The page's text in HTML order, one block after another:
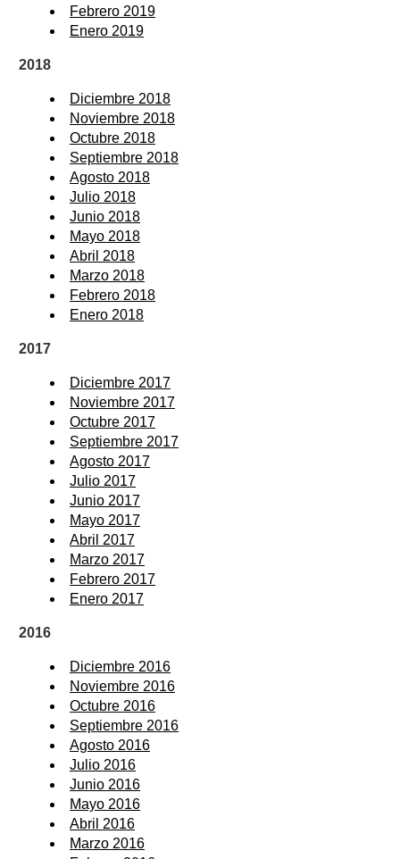
Febrero 2019
Enero 2019
2018
Diciembre 2018
Noviembre 2018
Octubre 2018
Septiembre 2018
Agosto 2018
Julio 2018
Junio 2018
Mayo 2018
Abril 2018
Marzo 2018
Febrero 2018
Enero 2018
2017
Diciembre 2017
Noviembre 2017
Octubre 2017
Septiembre 2017
Agosto 2017
Julio 2017
Junio 2017
Mayo 2017
Abril 2017
Marzo 2017
Febrero 2017
Enero 2017
2016
Diciembre 2016
Noviembre 2016
Octubre 2016
Septiembre 2016
Agosto 2016
Julio 2016
Junio 2016
Mayo 2016
Abril 2016
Marzo 2016